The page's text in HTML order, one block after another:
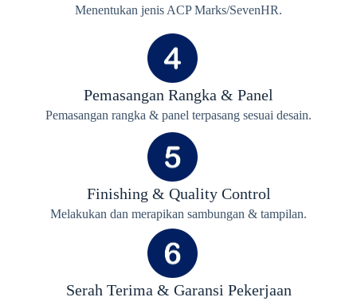
Menentukan jenis ACP Marks/SevenHR.
Pemasangan Rangka & Panel
Pemasangan rangka & panel terpasang sesuai desain.
Finishing & Quality Control
Melakukan dan merapikan sambungan & tampilan.
Serah Terima & Garansi Pekerjaan